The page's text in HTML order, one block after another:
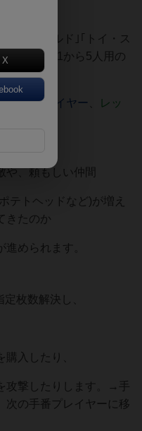
恐竜ワールド｣｢トイ・ス
再現した1から5人用の
・ライトイヤー
レッ
、頼もしい仲間
テトヘッドなど)が増え
きたのか
められます。
枚数解決し、
入したり、
攻撃したりします。→手
次の手番プレイヤーに移
X